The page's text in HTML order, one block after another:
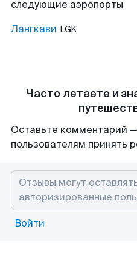
следующие аэропорты
Лангкави LGK
Часто летаете и
Оставьте комментарий
пользователям принять
Войти